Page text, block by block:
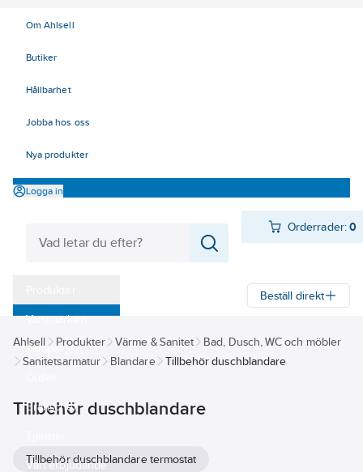
Om Ahlsell
Butiker
Hållbarhet
Jobba hos oss
Nya produkter
Logga in
Orderrader:0
Varumärken
Kampanjer
Branscher
Vårt erbjudande
Beställ direkt
Ahlsell Produkter Värme & Sanitet
Bad, Dusch, WC och möbler
Sanitetsarmatur
Blandare Tillbehör duschblandare
Tillbehör duschblandare
Tillbehör duschblandare termostat